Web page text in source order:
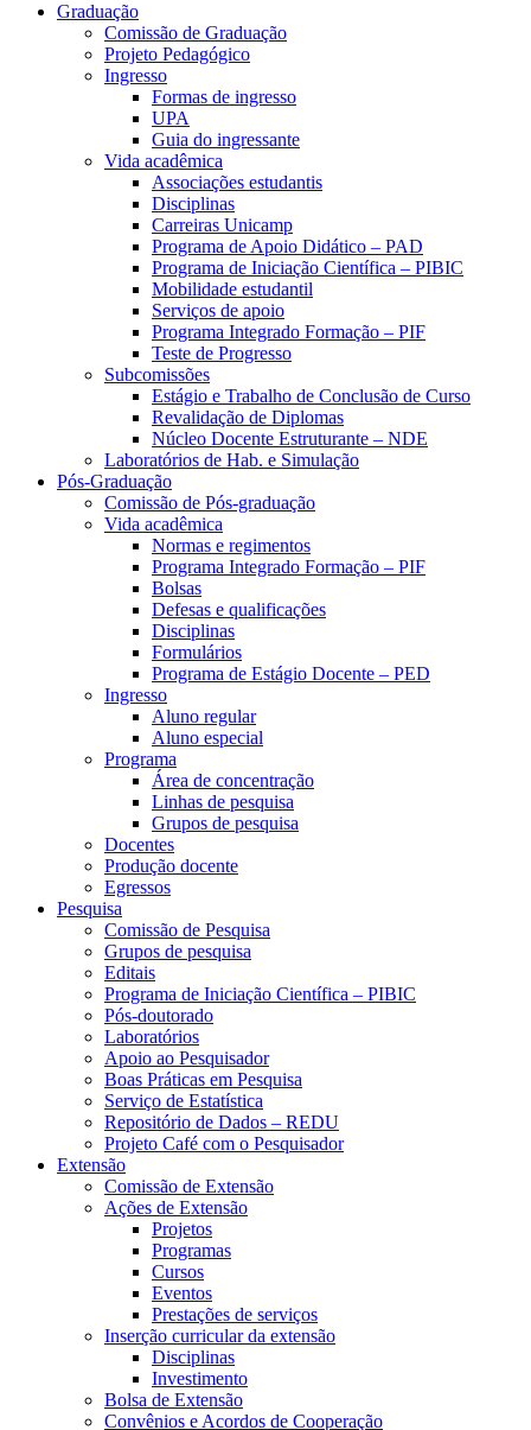
Graduação
Comissão de Graduação
Projeto Pedagógico
Ingresso
Formas de ingresso
UPA
Guia do ingressante
Vida acadêmica
Associações estudantis
Disciplinas
Carreiras Unicamp
Programa de Apoio Didático – PAD
Programa de Iniciação Científica – PIBIC
Mobilidade estudantil
Serviços de apoio
Programa Integrado Formação – PIF
Teste de Progresso
Subcomissões
Estágio e Trabalho de Conclusão de Curso
Revalidação de Diplomas
Núcleo Docente Estruturante – NDE
Laboratórios de Hab. e Simulação
Pós-Graduação
Comissão de Pós-graduação
Vida acadêmica
Normas e regimentos
Programa Integrado Formação – PIF
Bolsas
Defesas e qualificações
Disciplinas
Formulários
Programa de Estágio Docente – PED
Ingresso
Aluno regular
Aluno especial
Programa
Área de concentração
Linhas de pesquisa
Grupos de pesquisa
Docentes
Produção docente
Egressos
Pesquisa
Comissão de Pesquisa
Grupos de pesquisa
Editais
Programa de Iniciação Científica – PIBIC
Pós-doutorado
Laboratórios
Apoio ao Pesquisador
Boas Práticas em Pesquisa
Serviço de Estatística
Repositório de Dados – REDU
Projeto Café com o Pesquisador
Extensão
Comissão de Extensão
Ações de Extensão
Projetos
Programas
Cursos
Eventos
Prestações de serviços
Inserção curricular da extensão
Disciplinas
Investimento
Bolsa de Extensão
Convênios e Acordos de Cooperação